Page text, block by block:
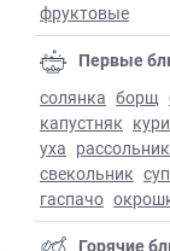
фруктовые
Первые
солянка борщ
капустняк
уха рассольник
свекольник
гаспачо
Горячие